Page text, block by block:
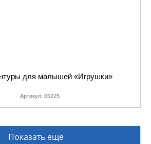
для малышей «Игрушки»
Артикул: 05225
Показать еще